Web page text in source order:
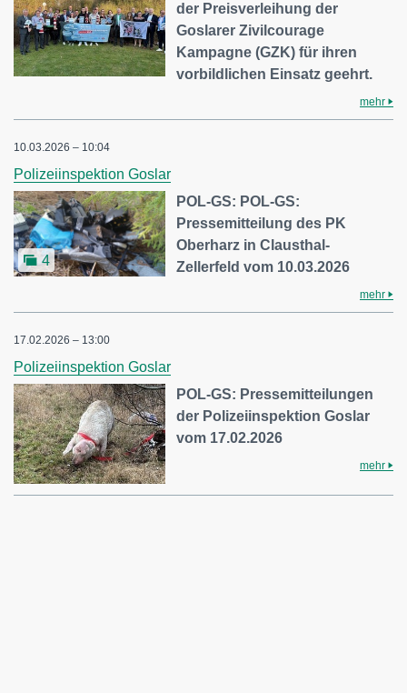
der Preisverleihung der
Goslarer Zivilcourage
Kampagne (GZK) für ihren
vorbildlichen Einsatz geehrt.
mehr
10.03.2026 – 10:04
Polizeiinspektion Goslar
4
POL-GS: POL-GS:
Pressemitteilung des PK
Oberharz in Clausthal-
Zellerfeld vom 10.03.2026
mehr
17.02.2026 – 13:00
Polizeiinspektion Goslar
POL-GS: Pressemitteilungen
der Polizeiinspektion Goslar
vom 17.02.2026
mehr